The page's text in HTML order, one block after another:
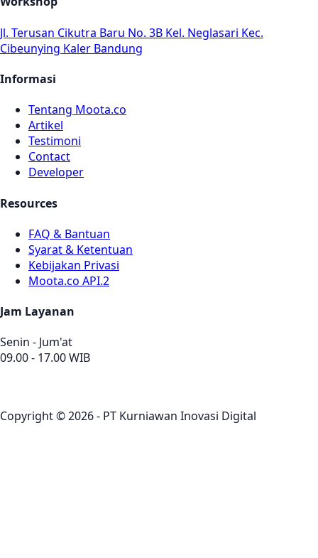
Jl. Terusan Cikutra Baru No. 3B Kel. Neglasari Kec.
Cibeunying Kaler Bandung
Informasi
Tentang Moota.co
Artikel
Testimoni
Contact
Developer
Resources
FAQ & Bantuan
Syarat & Ketentuan
Kebijakan Privasi
Moota.co API.2
Jam Layanan
Senin - Jum'at
09.00 - 17.00 WIB
Copyright © 2026 - PT Kurniawan Inovasi Digital